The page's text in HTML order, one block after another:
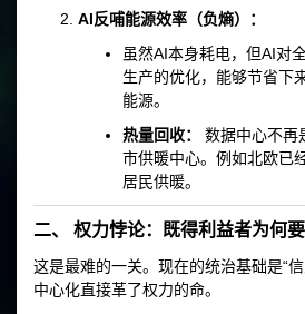
AI反哺能源效率（负熵）：
虽然AI本身耗电，但AI对
生产的优化，能够节省下
能源。
热量回收：
数据中心不再
市供暖中心。例如北欧已
居民供暖。
二、 权力悖论：既得利益者为何要
这是最难的一关。现在的统治基础是“
中心化直接革了权力的命。